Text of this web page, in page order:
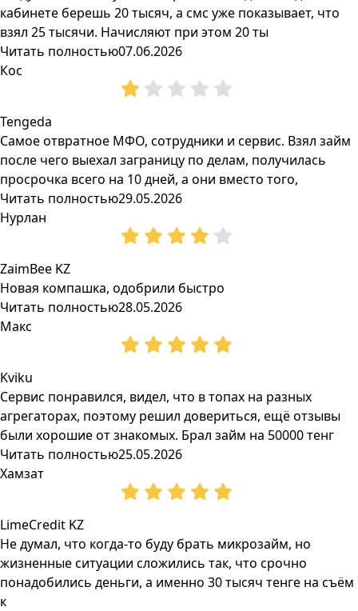
кабинете берешь 20 тысяч, а смс уже показывает, что
взял 25 тысячи. Начисляют при этом 20 ты
Читать полностью07.06.2026
Кос
Tengeda
Самое отвратное МФО, сотрудники и сервис. Взял займ
после чего выехал заграницу по делам, получилась
просрочка всего на 10 дней, а они вместо того,
Читать полностью29.05.2026
Нурлан
ZaimBee KZ
Новая компашка, одобрили быстро
Читать полностью28.05.2026
Макс
Kviku
Сервис понравился, видел, что в топах на разных
агрегаторах, поэтому решил довериться, ещё отзывы
были хорошие от знакомых. Брал займ на 50000 тенг
Читать полностью25.05.2026
Хамзат
LimeCredit KZ
Не думал, что когда-то буду брать микрозайм, но
жизненные ситуации сложились так, что срочно
понадобились деньги, а именно 30 тысяч тенге на съём
к